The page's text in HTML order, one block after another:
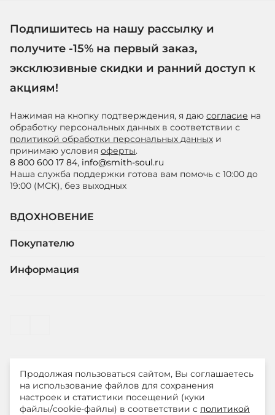
Подпишитесь на нашу рассылку и
получите -15% на первый заказ,
эксклюзивные скидки и ранний доступ к
акциям!
Нажимая на кнопку подтверждения, я даю согласие на
обработку персональных данных в соответствии с
политикой обработки персональных данных и
принимаю условия оферты.
8 800 600 17 84, info@smith-soul.ru
Наша служба поддержки готова вам помочь с 10:00 до
19:00 (МСК), без выходных
ВДОХНОВЕНИЕ
Покупателю
Информация
© ООО "ЛиМ Холдинг" 2026
Продолжая пользоваться сайтом, Вы соглашаетесь
на использование файлов для сохранения
настроек и статистики посещений (куки
файлы/cookie-файлы) в соответствии с политикой